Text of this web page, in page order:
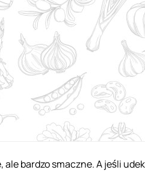
bardzo smaczne. A jeśli